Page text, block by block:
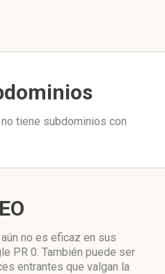
tiene subdominios con
no es eficaz en sus
PR 0. También puede ser
entrantes que valgan la